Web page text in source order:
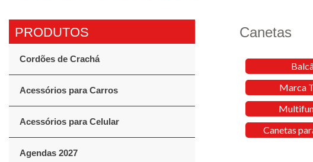
Cordões de Crachá
Acessórios para Carros
Acessórios para Celular
Agendas 2027
Canetas
Marca
Canetas